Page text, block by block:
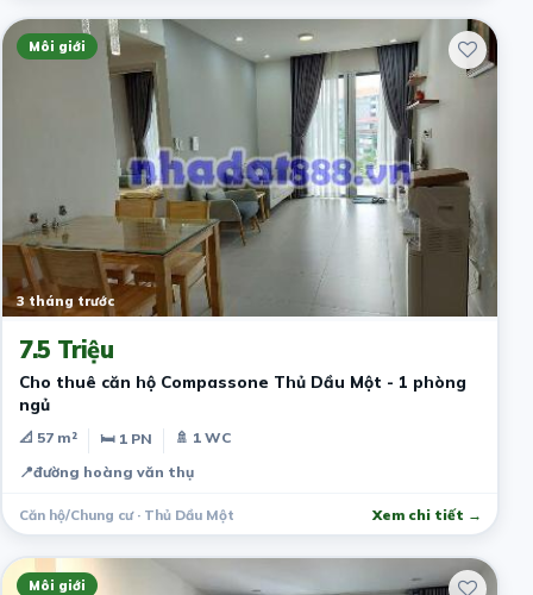
Môi giới
3 tháng trước
7.5 Triệu
Cho thuê căn hộ Compassone Thủ Dầu Một - 1 phòng
ngủ
📐 57 m² 🛏 1 PN
🚿 1 WC
📍đường hoàng văn thụ
Căn hộ/Chung cư · Thủ Dầu Một Xem chi tiết →
Môi giới